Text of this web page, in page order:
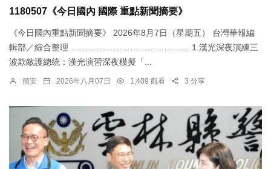
1180507《今日國內 國際 重點新聞摘要》
《今日國內重點新聞摘要》 2026年8月7日（星期五） 台灣華報編
輯部／綜合整理 …………………………………… 1.漢光深夜演練三
波欺敵護總統：​漢光演習深夜模擬「...
簡安 2026年八月07日 1,409 觀看 3 分享